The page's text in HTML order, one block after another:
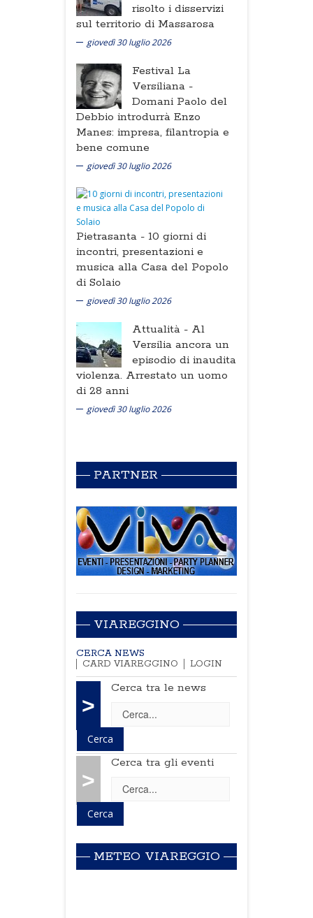
risolto i disservizi
sul territorio di Massarosa
giovedì 30 luglio 2026
Festival La
Versiliana -
Domani Paolo del
Debbio introdurrà Enzo
Manes: impresa, filantropia e
bene comune
giovedì 30 luglio 2026
Pietrasanta - 10 giorni di
incontri, presentazioni e
musica alla Casa del Popolo
di Solaio
giovedì 30 luglio 2026
Attualità - Al
Versilia ancora un
episodio di inaudita
violenza. Arrestato un uomo
di 28 anni
giovedì 30 luglio 2026
PARTNER
VIAREGGINO
CERCA NEWS
CARD VIAREGGINO
LOGIN
>
Cerca tra le news
>
Cerca tra gli eventi
METEO VIAREGGIO